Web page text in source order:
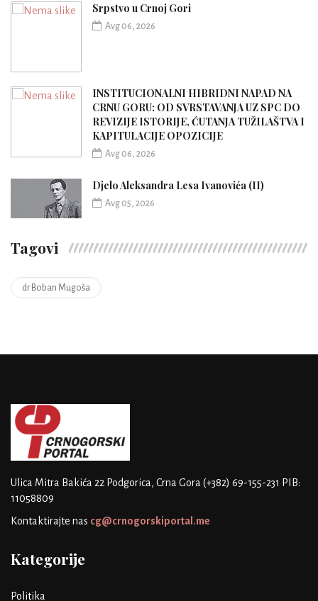
Srpstvo u Crnoj Gori
Avg 06, 2026
INSTITUCIONALNI HIBRIDNI NAPAD NA
CRNU GORU: OD SVRSTAVANJA UZ SPC DO
REVIZIJE ISTORIJE, ĆUTANJA TUŽILAŠTVA I
KAPITULACIJE OPOZICIJE
Avg 06, 2026
Djelo Aleksandra Lesa Ivanovića (II)
Avg 05, 2026
Tagovi
dr Boban Mugoša
Ulica Mitra Bakića 22 Podgorica, Crna Gora (+382) 69-155-231 PIB:
11058809
Kontaktirajte nas cg@crnogorskiportal.me
Kategorije
Politika